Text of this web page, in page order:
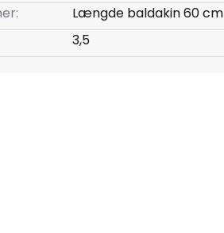
Længde baldakin 60 cm
3,5